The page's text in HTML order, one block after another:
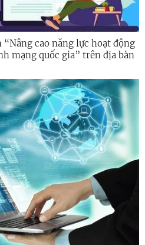
cao năng lực hoạt động